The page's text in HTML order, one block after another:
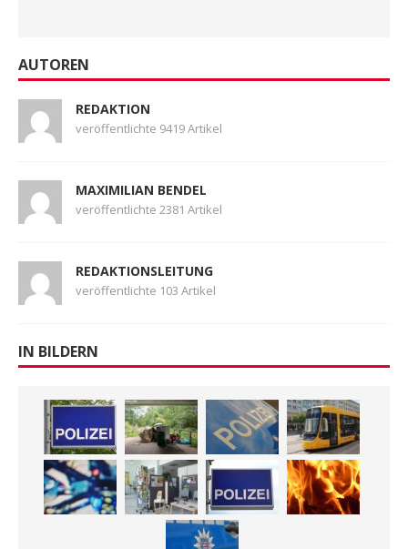
AUTOREN
REDAKTION
veröffentlichte 9419 Artikel
MAXIMILIAN BENDEL
veröffentlichte 2381 Artikel
REDAKTIONSLEITUNG
veröffentlichte 103 Artikel
IN BILDERN